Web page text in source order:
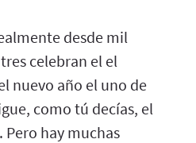
desde mil
celebran el el
nuevo año el uno de
como tú decías, el
hay muchas